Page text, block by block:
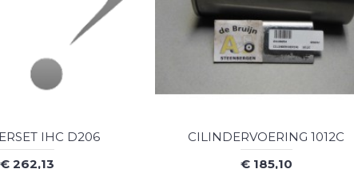
IHC D206
€ 262,13
CILINDERVOERING 1012C
€ 185,10